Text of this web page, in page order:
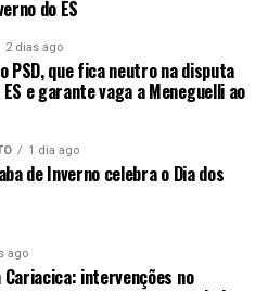
do ES
2 dias ago
PSD, que fica neutro na disputa
e garante vaga a Meneguelli ao
1 dia ago
de Inverno celebra o Dia dos
ago
Cariacica: intervenções no